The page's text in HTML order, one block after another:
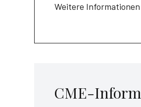
Weitere
CME-